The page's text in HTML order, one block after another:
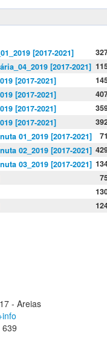
[2017-2021]
[2017-2021]
[2017-2021]
[2017-2021]
[2017-2021]
[2017-2021]
01_2019 [2017-2021]
02_2019 [2017-2021]
03_2019 [2017-2021]
- Areias